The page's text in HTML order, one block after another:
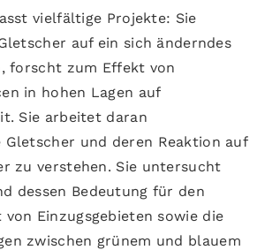
vielfältige Projekte: Sie
auf ein sich änderndes
forscht zum Effekt von
in hohen Lagen auf
Sie arbeitet daran
und deren Reaktion auf
zu verstehen. Sie untersucht
dessen Bedeutung für den
von Einzugsgebieten sowie die
zwischen grünem und blauem